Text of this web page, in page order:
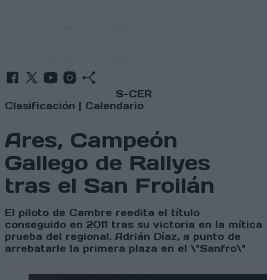
S-CER
Clasificación | Calendario
Ares, Campeón
Gallego de Rallyes
tras el San Froilán
El piloto de Cambre reedita el título
conseguido en 2011 tras su victoria en la mítica
prueba del regional. Adrián Díaz, a punto de
arrebatarle la primera plaza en el \"Sanfro\"